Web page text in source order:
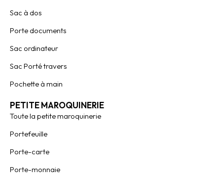
Sac à dos
Porte documents
Sac ordinateur
Sac Porté travers
Pochette à main
PETITE MAROQUINERIE
Toute la petite maroquinerie
Portefeuille
Porte-carte
Porte-monnaie